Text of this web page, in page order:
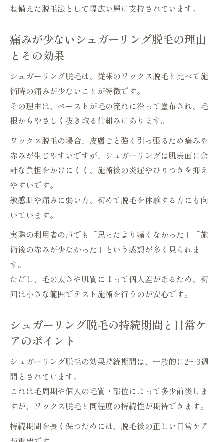
デメリットから考える最適な脱毛方法の選
VIOや顔で感じるシュガーリング脱毛の優
位性
前処理や硬さで変わるシュガーリング脱毛
の仕上がり
痛みや持続期間で選ぶ脱毛の知識
シュガーリング脱毛の痛みを軽減するコツ
と下準備
持続期間を長く保つシュガーリング脱毛の
工夫
デメリットも理解し納得できる脱毛方法の
選び方
VIO脱毛にも使えるシュガーリング脱毛の
特徴
毛抜きやパウダーで変わる仕上がりのポイ
肌タイプ別に向くシュガーリングの魅力
乾燥肌や敏感肌に最適なシュガーリング脱
オイリー肌でも安心なシュガーリング脱毛
の特長
顔やVIOにおすすめのシュガーリング脱毛
の方法
肌質ごとのデメリットと注意点をしっかり
解説
パウダーや前処理で変わる肌タイプ別の仕
上がり
ね備えた脱毛法として幅広い層に支持されています。
痛みが少ないシュガーリング脱毛の理由
とその効果
シュガーリング脱毛は、従来のワックス脱毛と比べて施
術時の痛みが少ないことが特徴です。
その理由は、ペーストが毛の流れに沿って塗布され、毛
根からやさしく抜き取る仕組みにあります。
ワックス脱毛の場合、皮膚ごと強く引っ張るため痛みや
赤みが生じやすいですが、シュガーリングは肌表面に余
計な負担をかけにくく、施術後の炎症やひりつきを抑え
やすいです。
敏感肌や痛みに弱い方、初めて脱毛を体験する方にも向
いています。
実際の利用者の声でも「思ったより痛くなかった」「施
術後の赤みが少なかった」という感想が多く見られま
す。
ただし、毛の太さや肌質によって個人差があるため、初
回は小さな範囲でテスト施術を行うのが安心です。
シュガーリング脱毛の持続期間と日常ケ
アのポイント
シュガーリング脱毛の効果持続期間は、一般的に2〜3週
間とされています。
これは毛周期や個人の毛質・部位によって多少前後しま
すが、ワックス脱毛と同程度の持続性が期待できます。
持続期間を長く保つためには、脱毛後の正しい日常ケア